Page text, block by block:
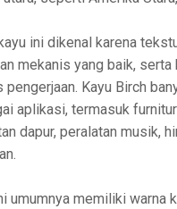
ini dikenal karena
mekanis yang baik, serta
Kayu Birch
aplikasi, termasuk
dapur, peralatan musik,
umumnya memiliki warna